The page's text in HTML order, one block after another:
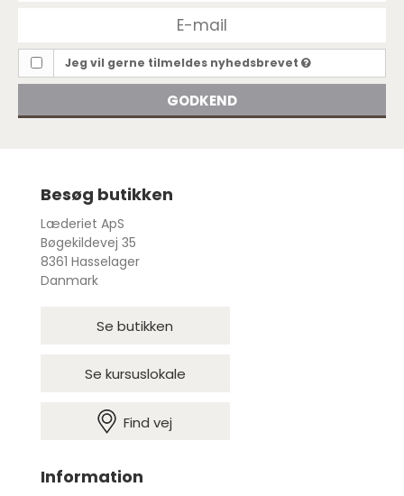
Jeg vil gerne tilmeldes nyhedsbrevet
GODKEND
Besøg butikken
Læderiet ApS
Bøgekildevej 35
8361 Hasselager
Danmark
Se butikken
Se kursuslokale
Find vej
Information